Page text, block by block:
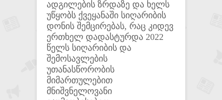
ადგილების ზრდაზე და ხელს
უწყობს ქვეყანაში სიღარიბის
დონის შემცირებას, რაც კიდევ
ერთხელ დადასტურდა 2022
წელს სიღარიბის და
შემოსავლების
უთანასწორობის
მიმართულებით
მნიშვნელოვანი